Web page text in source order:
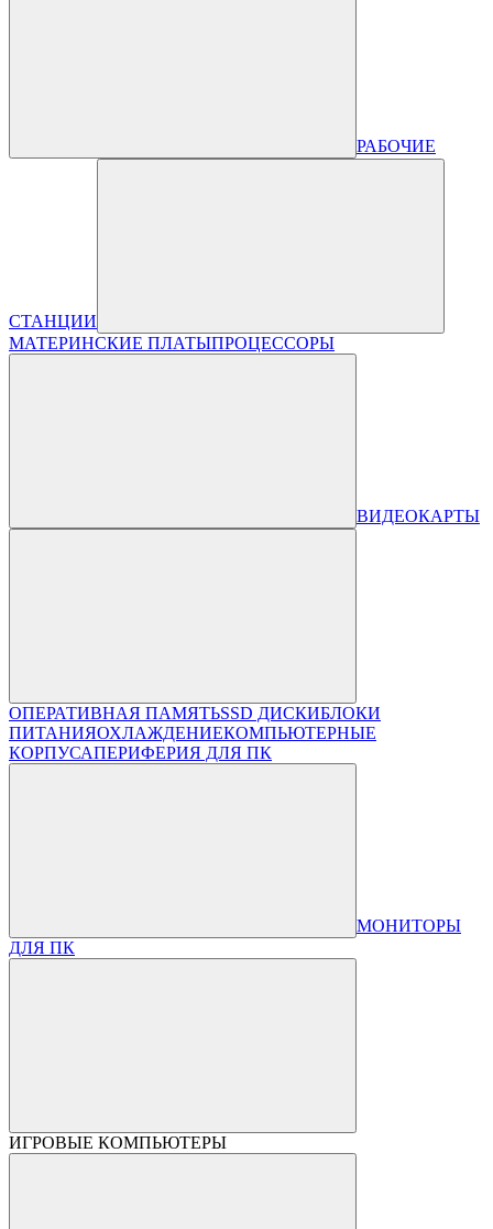
РАБОЧИЕ
СТАНЦИИ
МАТЕРИНСКИЕ ПЛАТЫПРОЦЕССОРЫ
ВИДЕОКАРТЫ
ОПЕРАТИВНАЯ ПАМЯТЬSSD ДИСКИБЛОКИ
ПИТАНИЯОХЛАЖДЕНИЕКОМПЬЮТЕРНЫЕ
КОРПУСАПЕРИФЕРИЯ ДЛЯ ПК
МОНИТОРЫ
ДЛЯ ПК
ИГРОВЫЕ КОМПЬЮТЕРЫ